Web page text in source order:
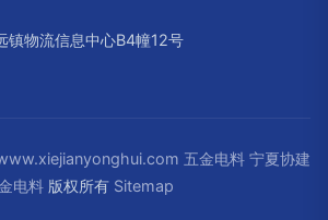
镇物流信息中心B4幢12号
五金电料 宁夏协建
电料 版权所有 Sitemap